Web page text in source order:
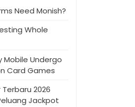
Need Monish?
Whole
Mobile Undergo
Card Games
2026
Jackpot